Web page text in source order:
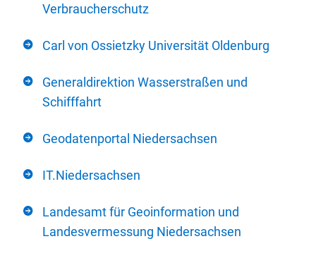
Verbraucherschutz
Carl von Ossietzky Universität Oldenburg
Generaldirektion Wasserstraßen und
Schifffahrt
Geodatenportal Niedersachsen
IT.Niedersachsen
Landesamt für Geoinformation und
Landesvermessung Niedersachsen